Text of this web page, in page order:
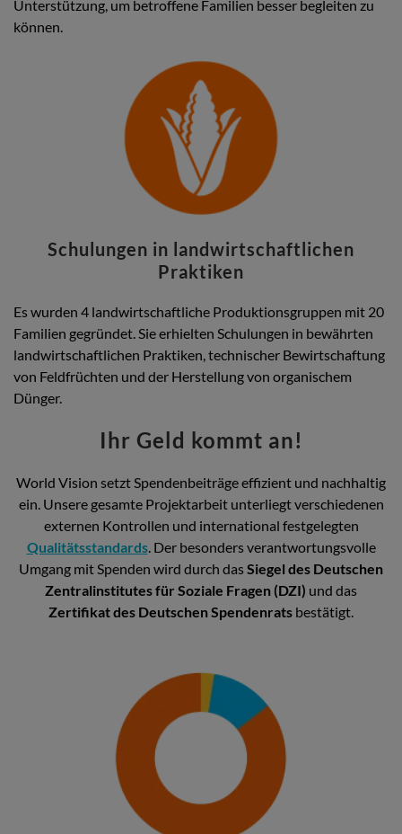
Unterstützung, um betroffene Familien besser begleiten zu
können.
Schulungen in landwirtschaftlichen
Praktiken
Es wurden 4 landwirtschaftliche Produktionsgruppen mit 20
Familien gegründet. Sie erhielten Schulungen in bewährten
landwirtschaftlichen Praktiken, technischer Bewirtschaftung
von Feldfrüchten und der Herstellung von organischem
Dünger.
Ihr Geld kommt an!
World Vision setzt Spendenbeiträge effizient und nachhaltig
ein. Unsere gesamte Projektarbeit unterliegt verschiedenen
externen Kontrollen und international festgelegten
Qualitätsstandards. Der besonders verantwortungsvolle
Umgang mit Spenden wird durch das Siegel des Deutschen
Zentralinstitutes für Soziale Fragen (DZI) und das
Zertifikat des Deutschen Spendenrats bestätigt.